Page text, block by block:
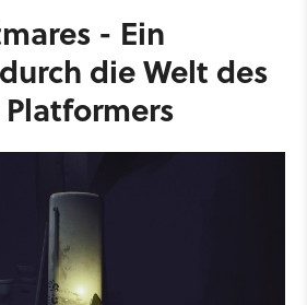
- Ein
die Welt des